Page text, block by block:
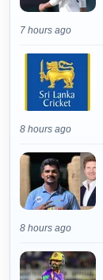
7 hours ago
8 hours ago
8 hours ago